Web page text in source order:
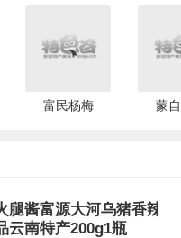
富民杨梅 蒙
腿酱富源大河乌猪香辣
云南特产200g1瓶